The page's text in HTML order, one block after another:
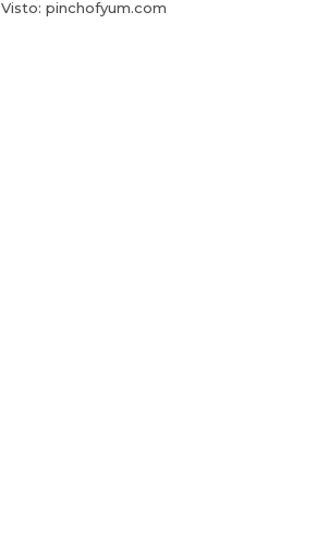
Visto: pinchofyum.com